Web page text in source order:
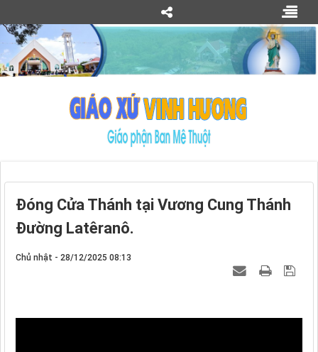
Đóng Cửa Thánh tại Vương Cung Thánh
Đường Latêranô.
Chủ nhật - 28/12/2025 08:13